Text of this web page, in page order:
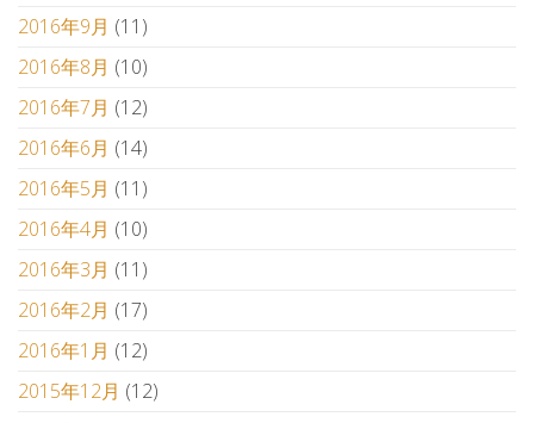
2016年9月 (11)
2016年8月 (10)
2016年7月 (12)
2016年6月 (14)
2016年5月 (11)
2016年4月 (10)
2016年3月 (11)
2016年2月 (17)
2016年1月 (12)
2015年12月 (12)